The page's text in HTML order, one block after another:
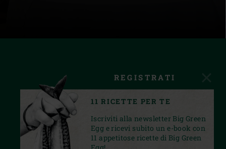
REGISTRATI
11 RICETTE PER TE
Iscriviti alla newsletter Big Green
Egg e ricevi subito un e-book con
11 appetitose ricette di Big Green